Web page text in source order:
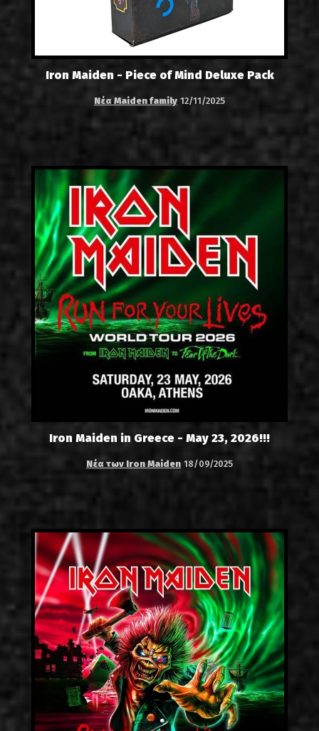
Iron Maiden - Piece of Mind Deluxe Pack
Νέα Maiden family 12/11/2025
Iron Maiden in Greece - May 23, 2026!!!
Νέα των Iron Maiden 18/09/2025